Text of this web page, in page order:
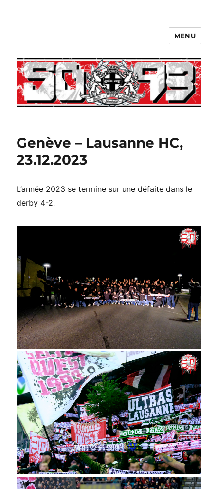
MENU
Genève – Lausanne HC,
23.12.2023
L’année 2023 se termine sur une défaite dans le
derby 4-2.